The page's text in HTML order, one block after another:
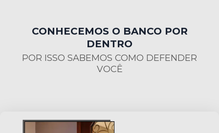
CONHECEMOS O BANCO POR
DENTRO
POR ISSO SABEMOS COMO DEFENDER
VOCÊ